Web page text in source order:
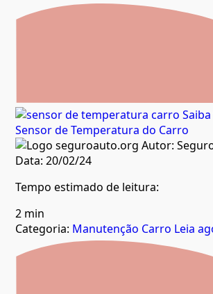
Sensor de Temperatura do Carro
Autor:
Data:20/02/24
Tempo estimado de leitura:
2 min
Categoria: Manutenção Carro Leia